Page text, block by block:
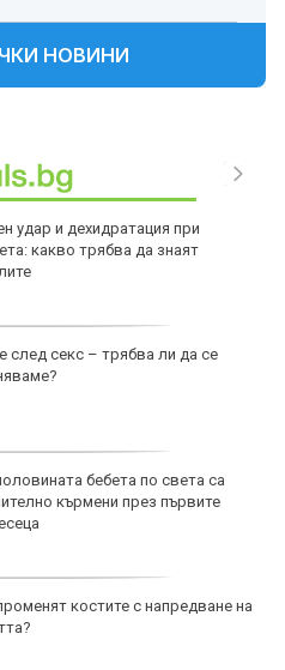
НОВИНИ
удар и дехидратация при
какво трябва да знаят
след секс – трябва ли да се
бебета по света са
кърмени през първите
костите с напредване на